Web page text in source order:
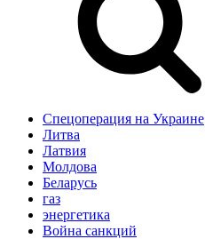
Спецоперация на Украине
Литва
Латвия
Молдова
Беларусь
газ
энергетика
Война санкций